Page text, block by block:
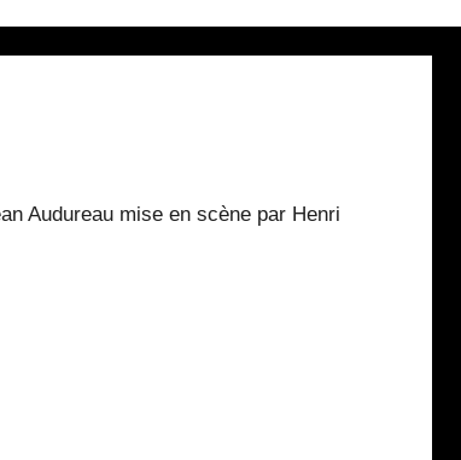
Audureau mise en scène par Henri